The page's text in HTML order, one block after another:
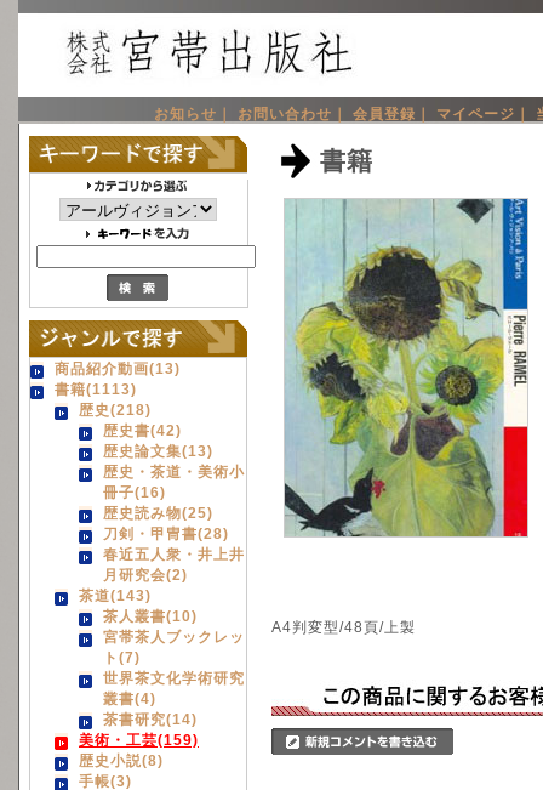
お知らせ｜ お問い合わせ｜ 会員登録｜ マイページ｜
商品紹介動画(13)
書籍(1113)
歴史(218)
歴史書(42)
歴史論文集(13)
歴史・茶道・美術小
冊子(16)
歴史読み物(25)
刀剣・甲冑書(28)
春近五人衆・井上井
月研究会(2)
茶道(143)
茶人叢書(10)
宮帯茶人ブックレッ
ト(7)
世界茶文化学術研究
叢書(4)
茶書研究(14)
美術・工芸(159)
歴史小説(8)
手帳(3)
書籍
A4判変型/48頁/上製